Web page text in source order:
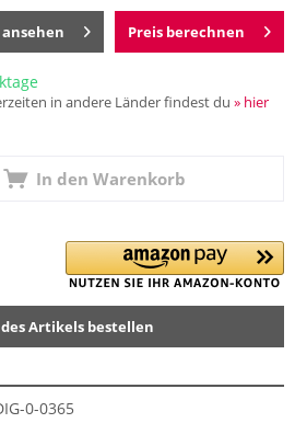
Preis berechnen
in andere Länder findest du » hier
In den Warenkorb
Artikels bestellen
0-0365